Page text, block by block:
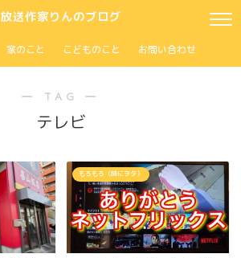
放送作家りんのブログ
家のこと こどものこと お問い合わせ
― TAG ―
テレビ
もろもろ（時にヲタ）